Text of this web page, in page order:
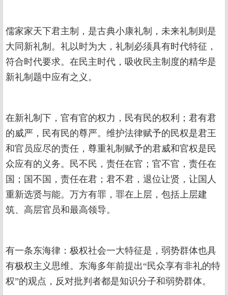
儒家家天下君主制，是古典小康礼制，未来礼制则是
大同新礼制。礼以时为大，礼制必须具有时代特征，
符合时代要求。在民主时代，吸收民主制度的精华是
新礼制题中应有之义。
在新礼制下，官有官的权力，民有民的权利；君有君
的威严，民有民的尊严。维护法律赋予的民权是君王
和官员应尽的责任，尊重礼制赋予的君威和官权是民
众应有的义务。民不民，责任在官；官不官，责任在
国；国不国，责任在君；君不君，退位让贤，让国人
重新选贤与能。万方有罪，罪在上层，包括上层建
筑、高层官员和最高领导。
有一条东海律：极权社会一大特征是，弱势群体也具
有极权主义思维。东海多年前提出“民众享有非礼的特
权”的观点，反对批判者都是知识分子和弱势群体。